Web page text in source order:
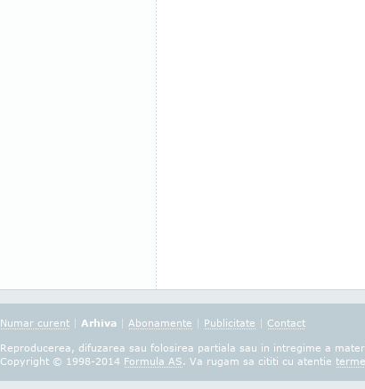
Numar curent | Arhiva | Abonamente | Publicitate | Contact
Reproducerea, difuzarea sau folosirea partiala sau in intregime a
Copyright © 1998-2014 Formula AS. Va rugam sa cititi cu atentie